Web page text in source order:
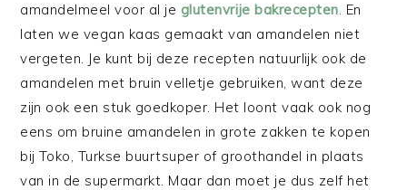
amandelmeel voor al je glutenvrije bakrecepten. En
laten we vegan kaas gemaakt van amandelen niet
vergeten. Je kunt bij deze recepten natuurlijk ook de
amandelen met bruin velletje gebruiken, want deze
zijn ook een stuk goedkoper. Het loont vaak ook nog
eens om bruine amandelen in grote zakken te kopen
bij Toko, Turkse buurtsuper of groothandel in plaats
van in de supermarkt. Maar dan moet je dus zelf het